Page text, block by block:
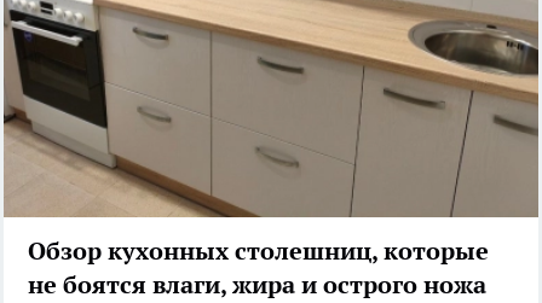
Обзор кухонных столешниц, которые
не боятся влаги, жира и острого ножа